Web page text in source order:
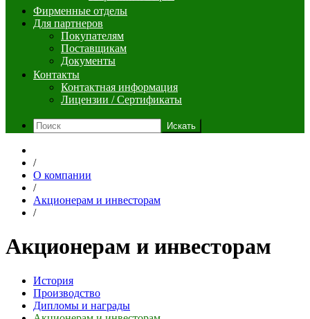
Фирменные отделы
Для партнеров
Покупателям
Поставщикам
Документы
Контакты
Контактная информация
Лицензии / Сертификаты
Искать
/
О компании
/
Акционерам и инвесторам
/
Акционерам и инвесторам
История
Производство
Дипломы и награды